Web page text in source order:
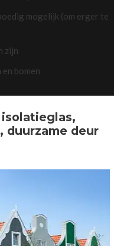
mogelijk (om erger te
zijn
bomen
duurzame deur